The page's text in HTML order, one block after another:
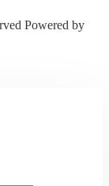
Powered by